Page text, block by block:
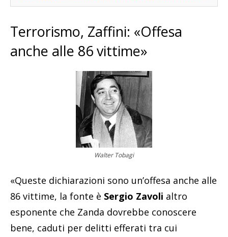
Terrorismo, Zaffini: «Offesa
anche alle 86 vittime»
Walter Tobagi
«Queste dichiarazioni sono un’offesa anche alle
86 vittime, la fonte è Sergio Zavoli altro
esponente che Zanda dovrebbe conoscere
bene, caduti per delitti efferati tra cui